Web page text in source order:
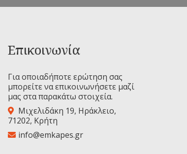
Επικοινωνία
Για οποιαδήποτε ερώτηση σας
μπορείτε να επικοινωνήσετε μαζί
μας στα παρακάτω στοιχεία.
Μιχελιδάκη 19, Ηράκλειο,
71202, Κρήτη
info@emkapes.gr